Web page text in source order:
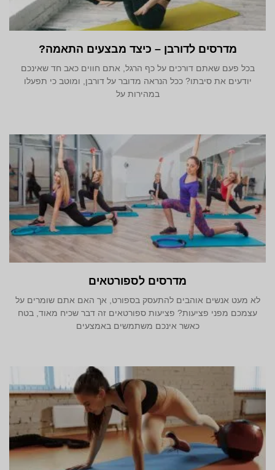
מדרסים לדורבן – כיצד מבצעים התאמה?
בכל פעם שאתם דורכים על כף הרגל, אתם חווים כאב חד שאינכם
יודעים את סיבתו? ככל הנראה מדובר על דורבן, ומוטב כי תפעלו
במהירות על
מדרסים לספורטאים
לא מעט אנשים אוהבים להתעסק בספורט, אך האם אתם שומרים על
עצמכם מפני פציעות? פציעות ספורטאים זה דבר שכיח מאוד, בטח
כאשר אינכם משתמשים באמצעים